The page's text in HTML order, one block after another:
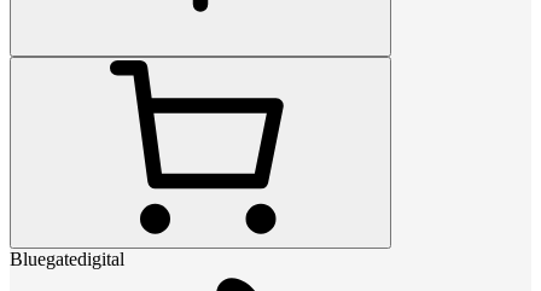
Bluegatedigital